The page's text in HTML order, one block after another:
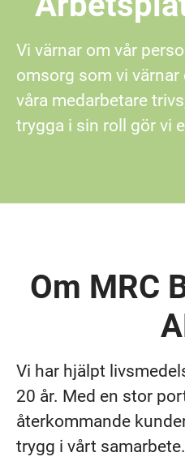
Vi värnar om vår
omsorg som vi värnar
våra medarbetare
trygga i sin roll gör vi
Om MRC
Vi har hjälpt
20 år. Med en stor
återkommande
trygg i vårt